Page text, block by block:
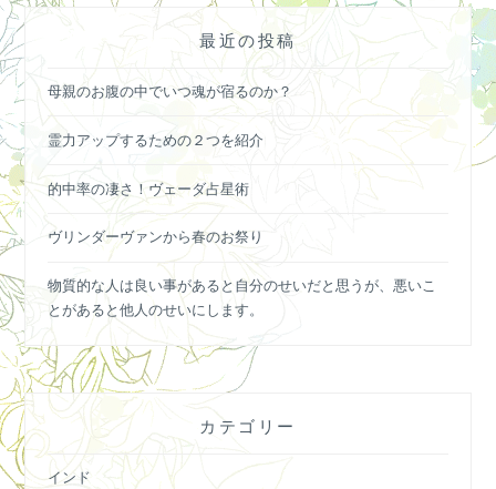
最近の投稿
母親のお腹の中でいつ魂が宿るのか？
霊力アップするための２つを紹介
的中率の凄さ！ヴェーダ占星術
ヴリンダーヴァンから春のお祭り
物質的な人は良い事があると自分のせいだと思うが、悪いこ
とがあると他人のせいにします。
カテゴリー
インド